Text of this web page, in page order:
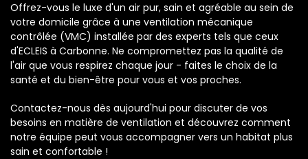
Offrez-vous le luxe d'un air pur, sain et agréable au sein de
votre domicile grâce à une ventilation mécanique
contrôlée (VMC) installée par des experts tels que ceux
d'ECLEIS à Carbonne. Ne compromettez pas la qualité de
l'air que vous respirez chaque jour - faites le choix de la
santé et du bien-être pour vous et vos proches.
Contactez-nous dès aujourd'hui pour discuter de vos
besoins en matière de ventilation et découvrez comment
notre équipe peut vous accompagner vers un habitat plus
sain et confortable !